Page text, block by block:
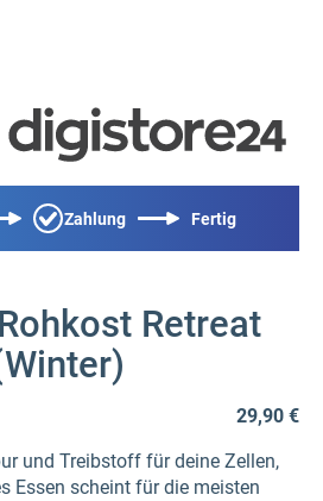
Zahlung Fertig
Retreat
29,90 €
und Treibstoff für deine Zellen,
Essen scheint für die meisten